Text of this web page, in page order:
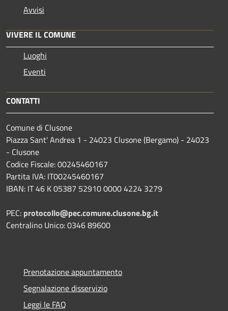
Avvisi
VIVERE IL COMUNE
Luoghi
Eventi
CONTATTI
Comune di Clusone
Piazza Sant' Andrea 1 - 24023 Clusone (Bergamo) - 24023
- Clusone
Codice Fiscale: 00245460167
Partita IVA: IT00245460167
IBAN: IT 46 K 05387 52910 0000 4224 3279
PEC: protocollo@pec.comune.clusone.bg.it
Centralino Unico: 0346 89600
Prenotazione appuntamento
Segnalazione disservizio
Leggi le FAQ